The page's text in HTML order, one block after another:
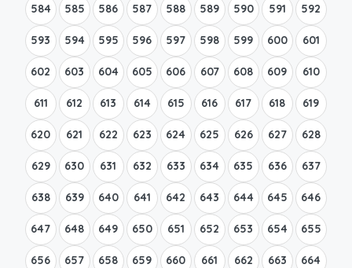
584 585 586 587 588 589 590 591 592
593 594 595 596 597 598 599 600 601
602 603 604 605 606 607 608 609 610
611 612 613 614 615 616 617 618 619
620 621 622 623 624 625 626 627 628
629 630 631 632 633 634 635 636 637
638 639 640 641 642 643 644 645 646
647 648 649 650 651 652 653 654 655
656 657 658 659 660 661 662 663 664